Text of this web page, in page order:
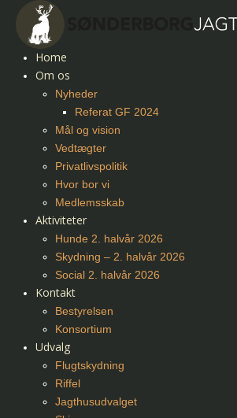
Home
Om os
Nyheder
Referat GF 2024
Mål og vision
Vedtægter
Privatlivspolitik
Hvor bor vi
Medlemsskab
Aktiviteter
Hunde 2. halvår 2026
Skydning – 2. halvår 2026
Social 2. halvår 2026
Kontakt
Bestyrelsen
Konsortium
Udvalg
Flugtskydning
Riffel
Jagthusudvalget